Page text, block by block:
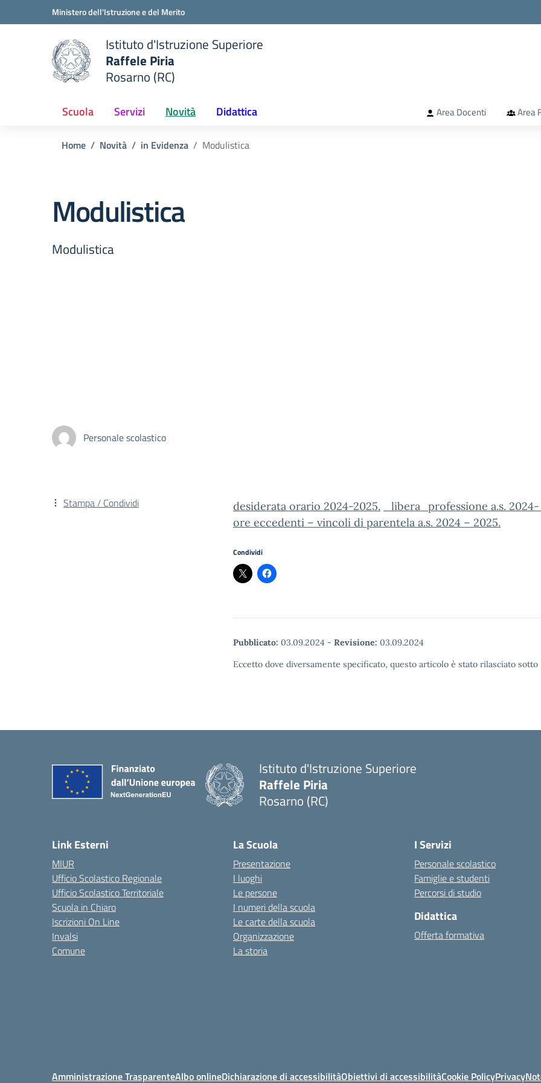
Vai ai contenuti
Vai al menu di navigazioneMinistero dell'Istruzione e del Merito
scuola
Istituto d'Istruzione Superiore
Raffele Piria
Rosarno (RC)
Scuola Servizi Novità Didattica Area Docenti Area
Home Novità in Evidenza Modulistica
Modulistica
Modulistica
Personale scolastico
desiderata orario 2024-2025.
_libera_professione a.s.
ore eccedenti – vincoli di parentela a.s. 2024 – 2025.
Condividi
Pubblicato: 03.09.2024 - Revisione: 03.09.2024
Eccetto dove diversamente specificato, questo articolo è stato rilasciato
Stampa / Condividi
Istituto d'Istruzione Superiore
Raffele Piria
Rosarno (RC)
Link Esterni
MIUR
Ufficio Scolastico Regionale
Ufficio Scolastico Territoriale
Scuola in Chiaro
Iscrizioni On Line
Invalsi
Comune
La Scuola
Presentazione
I luoghi
Le persone
I numeri della scuola
Le carte della scuola
Organizzazione
La storia
I Servizi
Personale scolastico
Famiglie e studenti
Percorsi di studio
Didattica
Offerta formativa
Amministrazione TrasparenteAlbo onlineDichiarazione di accessibilitàObiettivi di accessibilitàCookie PolicyPrivacy